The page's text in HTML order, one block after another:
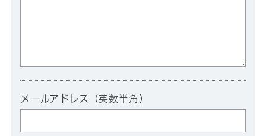
メールアドレス（英数半角）